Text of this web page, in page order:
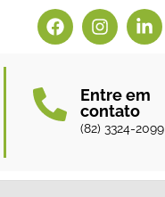
Entre em
contato
(82) 3324-2099